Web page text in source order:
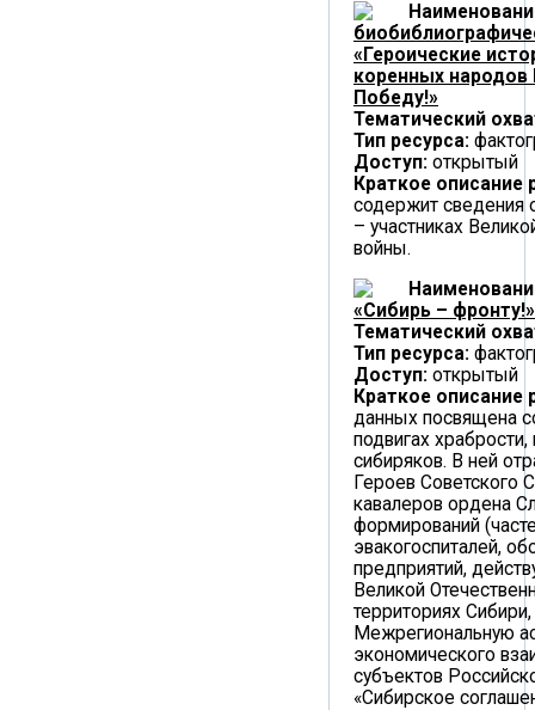
«Героические
коренных народов
Победу!»
Тематический
Тип ресурса:
Доступ: открытый
Краткое описание
содержит сведения
– участниках
войны.
«Сибирь – фронту!»
Тематический
Тип ресурса:
Доступ: открытый
Краткое описание
данных посвящена
подвигах
сибиряков. В ней
Героев Советского
кавалеров ордена
формирований
эвакогоспиталей,
предприятий,
Великой
территориях
Межрегиональную
экономического
субъектов
«Сибирское